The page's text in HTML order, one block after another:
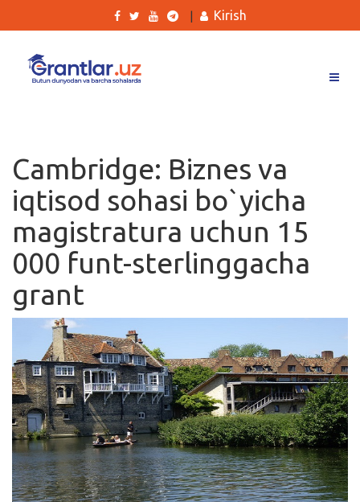
Ishlar
Kurslar
Blog
Yana
Qidirish
Kirish
Kirish
Cambridge: Biznes va
iqtisod sohasi bo`yicha
magistratura uchun 15
000 funt-sterlinggacha
grant